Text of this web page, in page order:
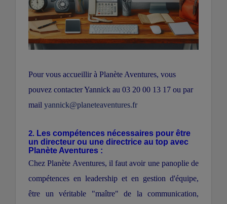
Pour vous accueillir à Planète Aventures, vous
pouvez contacter Yannick au 03 20 00 13 17 ou par
mail yannick@planeteaventures.fr
2. Les compétences nécessaires pour être
un directeur ou une directrice au top avec
Planète Aventures :
Chez Planète Aventures, il faut avoir une panoplie de
compétences en leadership et en gestion d'équipe,
être un véritable "maître" de la communication,